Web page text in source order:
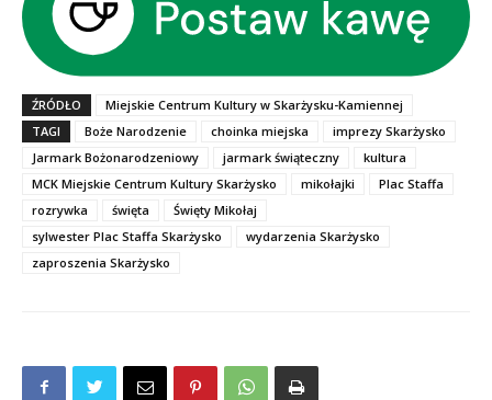
ŹRÓDŁO
Miejskie Centrum Kultury w Skarżysku-Kamiennej
TAGI
Boże Narodzenie choinka miejska
imprezy Skarżysko
Jarmark Bożonarodzeniowy
jarmark świąteczny
kultura
MCK Miejskie Centrum Kultury Skarżysko
mikołajki
Plac Staffa
rozrywka
święta
Święty Mikołaj
sylwester Plac Staffa Skarżysko
wydarzenia Skarżysko
zaproszenia Skarżysko